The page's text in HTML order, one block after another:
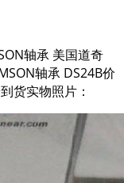
轴承 美国道奇
轴承 DS24B价
货实物照片：